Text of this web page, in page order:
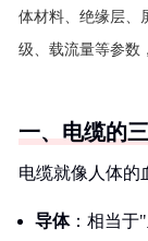
体材料、绝缘层、
级、载流量等参数
一、电缆的
电缆就像人体的
导体：相当于